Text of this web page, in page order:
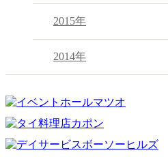
2015年
2014年